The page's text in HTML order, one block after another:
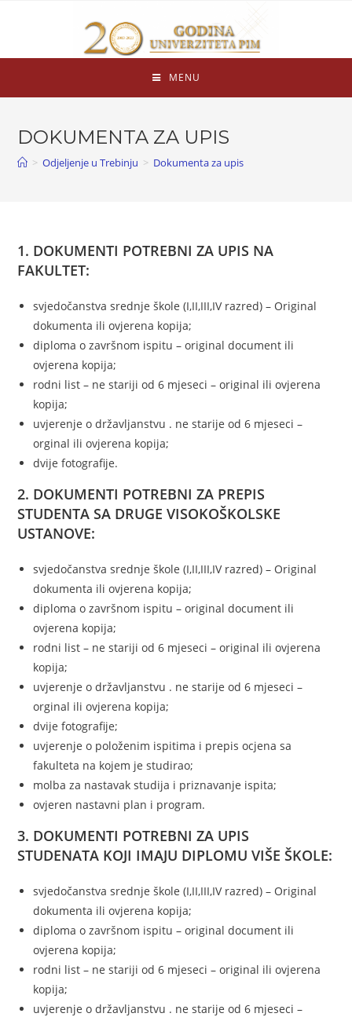
MENU
DOKUMENTA ZA UPIS
> Odjeljenje u Trebinju > Dokumenta za upis
1. DOKUMENTI POTREBNI ZA UPIS NA
FAKULTET:
svjedočanstva srednje škole (I,II,III,IV razred) – Original
dokumenta ili ovjerena kopija;
diploma o završnom ispitu – original document ili
ovjerena kopija;
rodni list – ne stariji od 6 mjeseci – original ili ovjerena
kopija;
uvjerenje o državljanstvu . ne starije od 6 mjeseci –
orginal ili ovjerena kopija;
dvije fotografije.
2. DOKUMENTI POTREBNI ZA PREPIS
STUDENTA SA DRUGE VISOKOŠKOLSKE
USTANOVE:
svjedočanstva srednje škole (I,II,III,IV razred) – Original
dokumenta ili ovjerena kopija;
diploma o završnom ispitu – original document ili
ovjerena kopija;
rodni list – ne stariji od 6 mjeseci – original ili ovjerena
kopija;
uvjerenje o državljanstvu . ne starije od 6 mjeseci –
orginal ili ovjerena kopija;
dvije fotografije;
uvjerenje o položenim ispitima i prepis ocjena sa
fakulteta na kojem je studirao;
molba za nastavak studija i priznavanje ispita;
ovjeren nastavni plan i program.
3. DOKUMENTI POTREBNI ZA UPIS
STUDENATA KOJI IMAJU DIPLOMU VIŠE ŠKOLE:
svjedočanstva srednje škole (I,II,III,IV razred) – Original
dokumenta ili ovjerena kopija;
diploma o završnom ispitu – original document ili
ovjerena kopija;
rodni list – ne stariji od 6 mjeseci – original ili ovjerena
kopija;
uvjerenje o državljanstvu . ne starije od 6 mjeseci –